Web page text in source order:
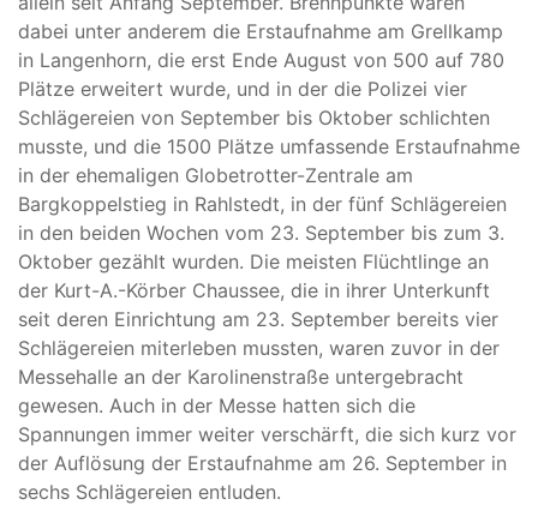
dabei unter anderem die Erstaufnahme am Grellkamp
in Langenhorn, die erst Ende August von 500 auf 780
Plätze erweitert wurde, und in der die Polizei vier
Schlägereien von September bis Oktober schlichten
musste, und die 1500 Plätze umfassende Erstaufnahme
in der ehemaligen Globetrotter-Zentrale am
Bargkoppelstieg in Rahlstedt, in der fünf Schlägereien
in den beiden Wochen vom 23. September bis zum 3.
Oktober gezählt wurden. Die meisten Flüchtlinge an
der Kurt-A.-Körber Chaussee, die in ihrer Unterkunft
seit deren Einrichtung am 23. September bereits vier
Schlägereien miterleben mussten, waren zuvor in der
Messehalle an der Karolinenstraße untergebracht
gewesen. Auch in der Messe hatten sich die
Spannungen immer weiter verschärft, die sich kurz vor
der Auflösung der Erstaufnahme am 26. September in
sechs Schlägereien entluden.